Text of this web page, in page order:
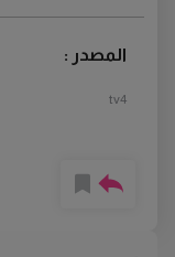
المصدر :
tv4